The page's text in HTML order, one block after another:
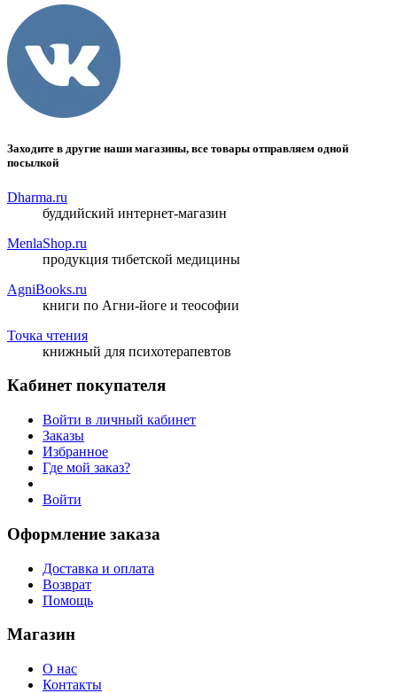
Заходите в другие наши магазины, все товары отправляем одной
посылкой
Dharma.ru
буддийский интернет-магазин
MenlaShop.ru
продукция тибетской медицины
AgniBooks.ru
книги по Агни-йоге и теософии
Точка чтения
книжный для психотерапевтов
Кабинет покупателя
Войти в личный кабинет
Заказы
Избранное
Где мой заказ?
Войти
Оформление заказа
Доставка и оплата
Возврат
Помощь
Магазин
О нас
Контакты